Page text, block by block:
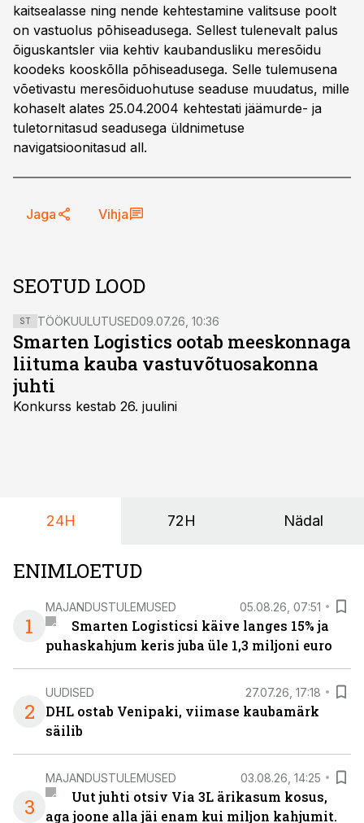
kaitsealasse ning nende kehtestamine valitsuse poolt
on vastuolus põhiseadusega. Sellest tulenevalt palus
õiguskantsler viia kehtiv kaubandusliku meresõidu
koodeks kooskõlla põhiseadusega. Selle tulemusena
võetivastu meresõiduohutuse seaduse muudatus, mille
kohaselt alates 25.04.2004 kehtestati jäämurde- ja
tuletornitasud seadusega üldnimetuse
navigatsioonitasud all.
Jaga Vihja
SEOTUD LOOD
ST TÖÖKUULUTUSED09.07.26, 10:36
Smarten Logistics ootab meeskonnaga
liituma kauba vastuvõtuosakonna
juhti
Konkurss kestab 26. juulini
24H 72H Nädal
ENIMLOETUD
1
MAJANDUSTULEMUSED 05.08.26, 07:51
Smarten Logisticsi käive langes 15% ja
puhaskahjum keris juba üle 1,3 miljoni euro
2
UUDISED 27.07.26, 17:18
DHL ostab Venipaki, viimase kaubamärk
säilib
3
MAJANDUSTULEMUSED 03.08.26, 14:25
Uut juhti otsiv Via 3L ärikasum kosus,
aga joone alla jäi enam kui miljon kahjumit.